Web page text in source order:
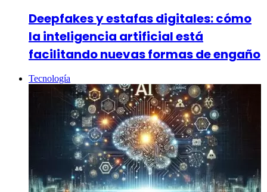
Deepfakes y estafas digitales: cómo
la inteligencia artificial está
facilitando nuevas formas de engaño
Tecnología